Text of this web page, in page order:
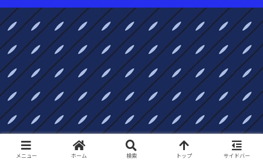
メニュー ホーム 検索 トップ サイドバー